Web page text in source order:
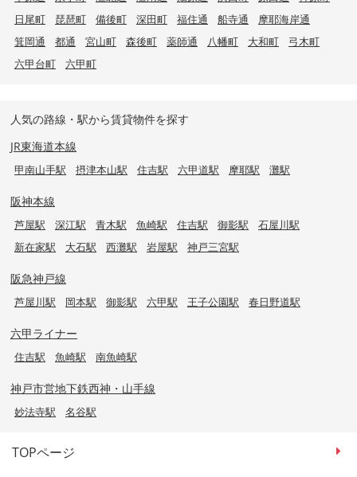
日尾町
琵琶町 備後町 深田町 福住通 船寺通
摩耶海岸通
箕岡通
都通 宮山町 森後町 薬師通 八幡町 大和町
弓木町
六甲台町
六甲町
人気の路線・駅から賃貸物件を探す
JR東海道本線
甲南山手駅 摂津本山駅 住吉駅 六甲道駅 摩耶駅 灘駅
阪神本線
芦屋駅 深江駅 青木駅 魚崎駅 住吉駅 御影駅
石屋川駅
新在家駅
大石駅 西灘駅 岩屋駅 神戸三宮駅
阪急神戸線
芦屋川駅 岡本駅 御影駅 六甲駅 王子公園駅 春日野道駅
六甲ライナー
住吉駅 魚崎駅 南魚崎駅
神戸市営地下鉄西神・山手線
妙法寺駅 名谷駅
TOPページ